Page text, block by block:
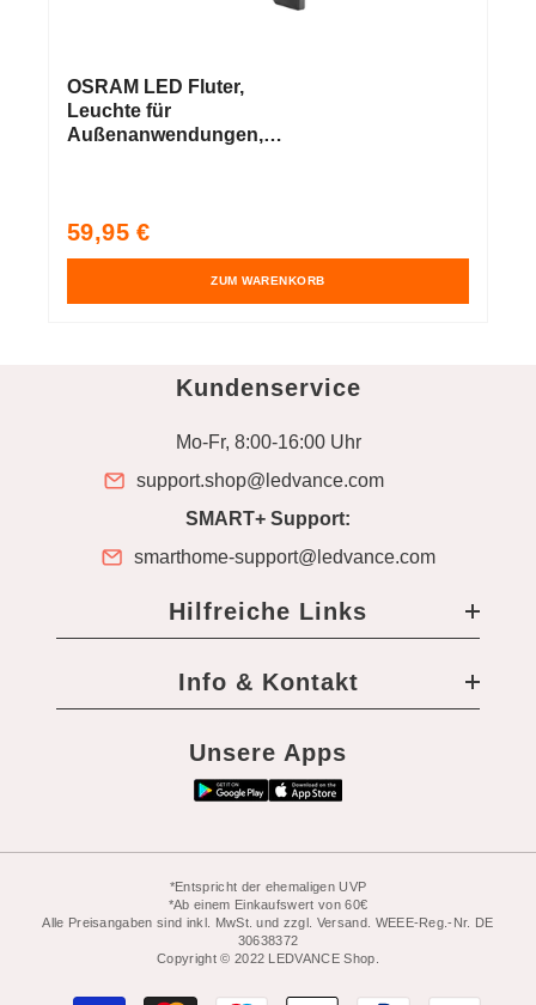
OSRAM LED Fluter,
Leuchte für
Außenanwendungen,
Normaler
Preis
59,95 €
ZUM WARENKORB
Kundenservice
Mo-Fr, 8:00-16:00 Uhr
support.shop@ledvance.com
SMART+ Support:
smarthome-support@ledvance.com
Hilfreiche Links
Info & Kontakt
Unsere Apps
*Entspricht der ehemaligen UVP
*Ab einem Einkaufswert von 60€
Alle Preisangaben sind inkl. MwSt. und zzgl. Versand. WEEE-Reg.-Nr. DE
30638372
Copyright © 2022 LEDVANCE Shop.
Zahlungsarten